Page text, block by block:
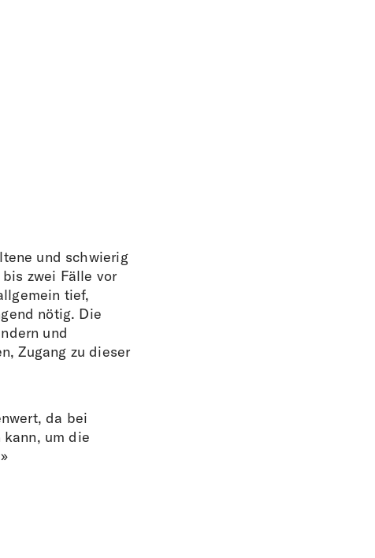
und schwierig
zwei Fälle vor
tief,
nötig. Die
und
Zugang zu dieser
da bei
um die